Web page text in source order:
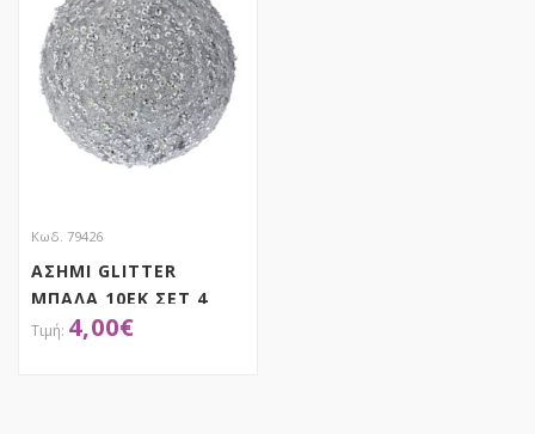
Κωδ. 79426
ΑΣΗΜΙ GLITTER
ΜΠΑΛΑ 10ΕΚ ΣΕΤ 4
4,00€